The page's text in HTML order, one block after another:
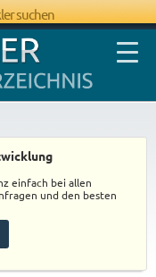
suchen
einfach bei allen
und den besten